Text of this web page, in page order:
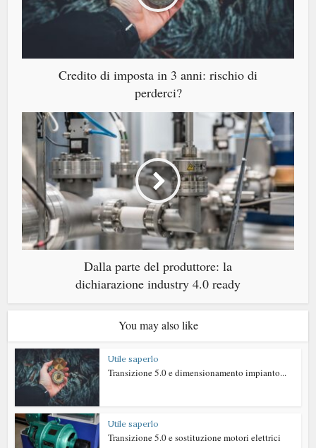
Credito di imposta in 3 anni: rischio di
perderci?
Dalla parte del produttore: la
dichiarazione industry 4.0 ready
You may also like
Utile saperlo
Transizione 5.0 e dimensionamento impianto...
Utile saperlo
Transizione 5.0 e sostituzione motori elettrici